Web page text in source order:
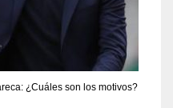
¿Cuáles son los motivos?